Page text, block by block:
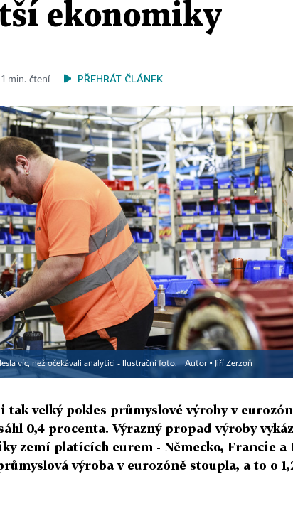
ekonomiky
1 min. čtení PŘEHRÁT ČLÁNEK
víc, než očekávali analytici - Ilustrační foto. Autor ▪ Jiří Zerzoň
tak velký pokles průmyslové výroby v
0,4 procenta. Výrazný propad výroby
zemí platících eurem - Německo, Francie a
výroba v eurozóně stoupla, a to o